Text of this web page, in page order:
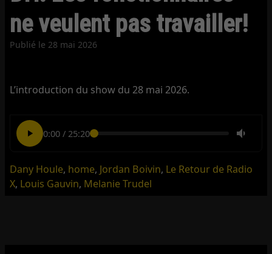
ne veulent pas travailler!
Publié le 28 mai 2026
L’introduction du show du 28 mai 2026.
0:00/ 25:20
Dany Houle, home, Jordan Boivin, Le Retour de Radio
X, Louis Gauvin, Melanie Trudel